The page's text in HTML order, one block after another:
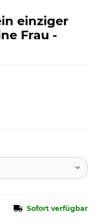
einziger
Frau -
Sofort verfügbar